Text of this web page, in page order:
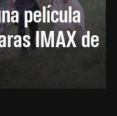
película
IMAX de